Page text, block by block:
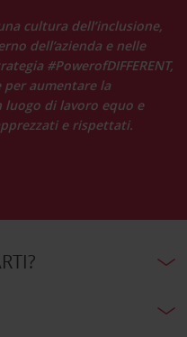
cultura dell’inclusione,
dell’azienda e nelle
#PowerofDIFFERENT,
aumentare la
luogo di lavoro equo e
e rispettati.